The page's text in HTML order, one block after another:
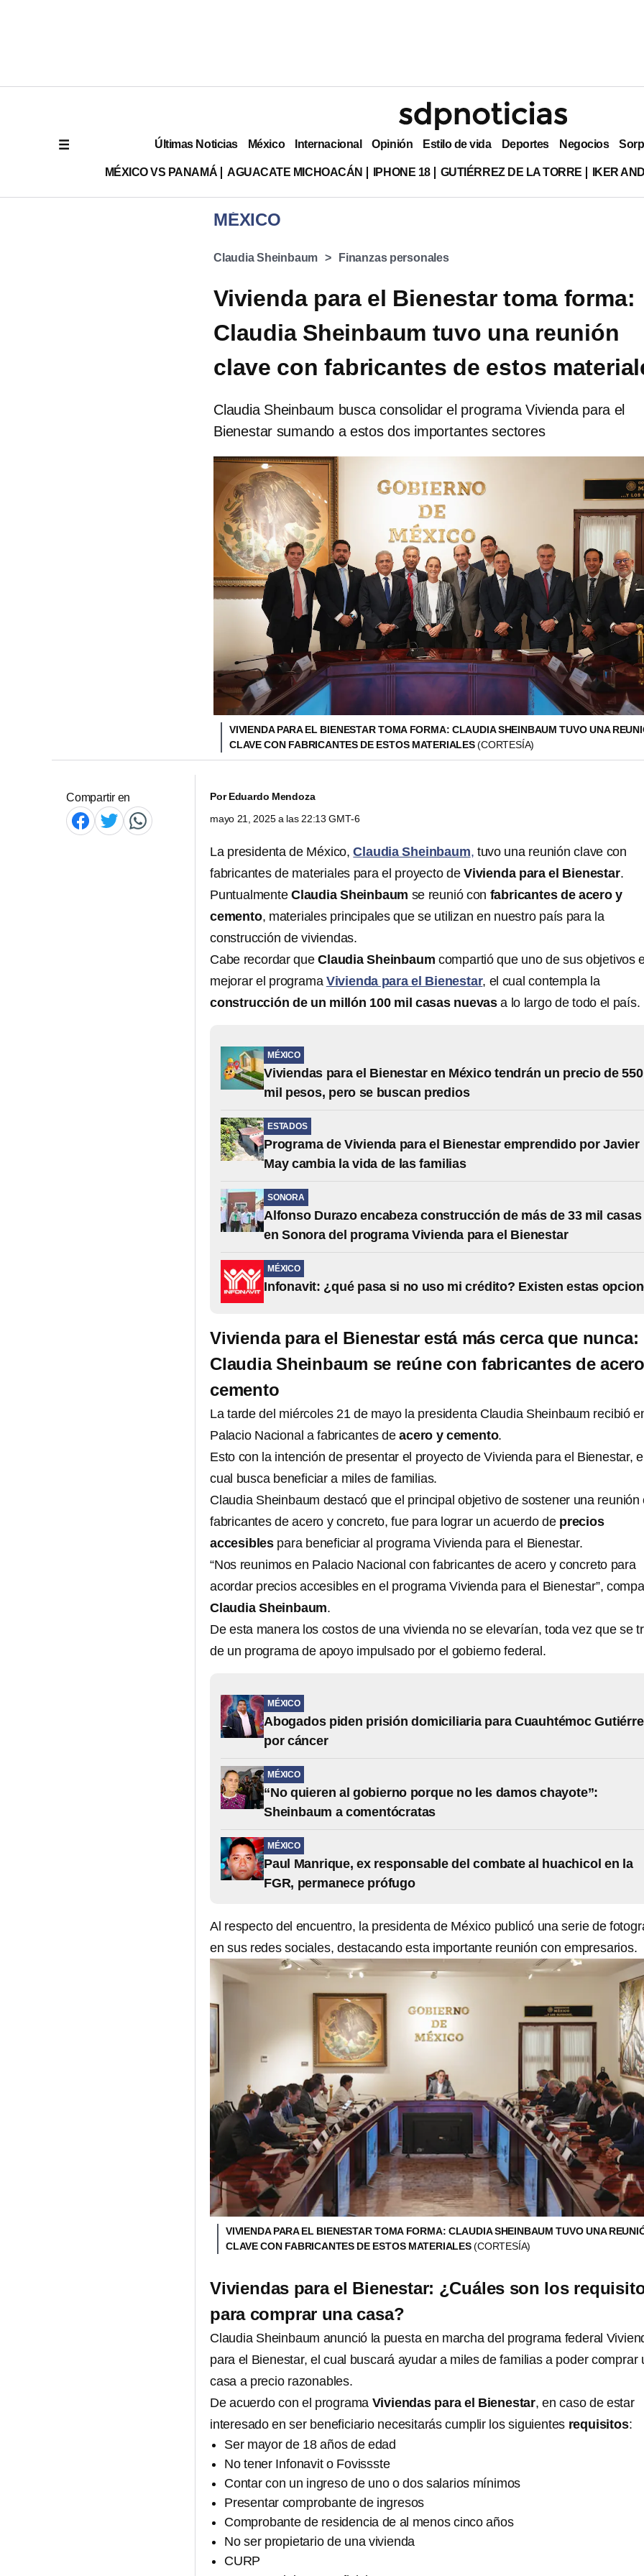
Últimas Noticias México Internacional Opinión Estilo de vida Deportes Negocios
MÉXICO VS PANAMÁ AGUACATE MICHOACÁN IPHONE 18 GUTIÉRREZ DE LA TORRE IKER
MÉXICO
Claudia Sheinbaum Finanzas personales
Vivienda para el Bienestar toma forma:
Claudia Sheinbaum tuvo una reunión
clave con fabricantes de estos
Claudia Sheinbaum busca consolidar el programa Vivienda para el
Bienestar sumando a estos dos importantes sectores
VIVIENDA PARA EL BIENESTAR TOMA FORMA: CLAUDIA SHEINBAUM TUVO UNA
CLAVE CON FABRICANTES DE ESTOS MATERIALES(CORTESÍA)
Compartir en PorEduardo Mendoza
mayo 21, 2025 a las 22:13 GMT-6
La presidenta de México,Claudia Sheinbaum, tuvo una reunión clave con
fabricantes de materiales para el proyecto de Vivienda para el Bienestar.
Puntualmente Claudia Sheinbaum se reunió con fabricantes de acero y
cemento, materiales principales que se utilizan en nuestro país para la
construcción de viviendas.
Cabe recordar queClaudia Sheinbaum compartió que uno de sus objetivos
mejorar el programa Vivienda para el Bienestar, el cual contempla la
construcción de un millón 100 mil casas nuevas a lo largo de todo el país.
MÉXICO
Viviendas para el Bienestar en México tendrán un precio de 550
mil pesos, pero se buscan predios
ESTADOS
Programa de Vivienda para el Bienestar emprendido por Javier
May cambia la vida de las familias
SONORA
Alfonso Durazo encabeza construcción de más de 33 mil casas
en Sonora del programa Vivienda para el Bienestar
MÉXICO
Infonavit: ¿qué pasa si no uso mi crédito? Existen estas
Vivienda para el Bienestar está más cerca que nunca:
Claudia Sheinbaum se reúne con fabricantes de
cemento
La tarde del miércoles 21 de mayo la presidenta Claudia Sheinbaum recibió
Palacio Nacional a fabricantes deacero y cemento.
Esto con la intención de presentar el proyecto de Vivienda para el Bienestar,
cual busca beneficiar a miles de familias.
Claudia Sheinbaum destacó que el principal objetivo de sostener una reunión
fabricantes de acero y concreto, fue para lograr un acuerdo de precios
accesibles para beneficiar al programa Vivienda para el Bienestar.
“Nos reunimos en Palacio Nacional con fabricantes de acero y concreto para
acordar precios accesibles en el programa Vivienda para el Bienestar”,
Claudia Sheinbaum.
De esta manera los costos de una vivienda no se elevarían, toda vez que se
de un programa de apoyo impulsado por el gobierno federal.
MÉXICO
Abogados piden prisión domiciliaria para Cuauhtémoc
por cáncer
MÉXICO
“No quieren al gobierno porque no les damos chayote”:
Sheinbaum a comentócratas
MÉXICO
Paul Manrique, ex responsable del combate al huachicol en la
FGR, permanece prófugo
Al respecto del encuentro, la presidenta de México publicó una serie de
en sus redes sociales, destacando esta importante reunión con empresarios.
VIVIENDA PARA EL BIENESTAR TOMA FORMA: CLAUDIA SHEINBAUM TUVO UNA
CLAVE CON FABRICANTES DE ESTOS MATERIALES(CORTESÍA)
Viviendas para el Bienestar: ¿Cuáles son los
para comprar una casa?
Claudia Sheinbaum anunció la puesta en marcha del programa federal
para el Bienestar, el cual buscará ayudar a miles de familias a poder comprar
casa a precio razonables.
De acuerdo con el programa Viviendas para el Bienestar, en caso de estar
interesado en ser beneficiario necesitarás cumplir los siguientes requisitos:
Ser mayor de 18 años de edad
No tener Infonavit o Fovissste
Contar con un ingreso de uno o dos salarios mínimos
Presentar comprobante de ingresos
Comprobante de residencia de al menos cinco años
No ser propietario de una vivienda
CURP